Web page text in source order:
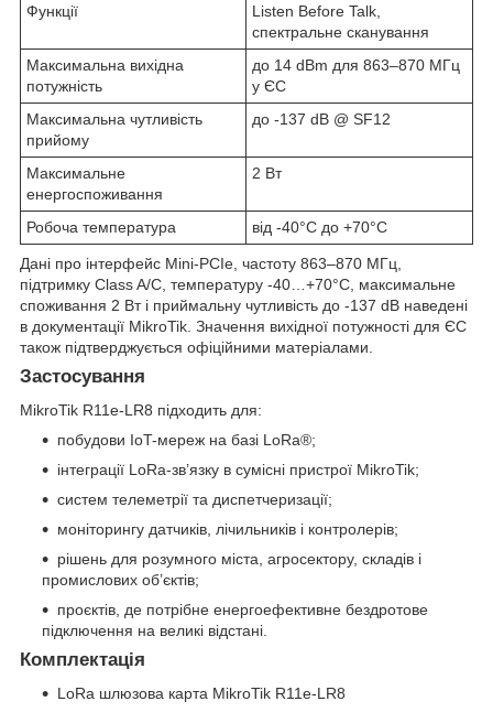
Функції
Listen Before Talk,
спектральне сканування
Максимальна вихідна
потужність
до 14 dBm для 863–870 МГц
у ЄС
Максимальна чутливість
прийому
до -137 dB @ SF12
Максимальне
енергоспоживання
2 Вт
Робоча температура від -40°C до +70°C
Дані про інтерфейс Mini-PCIe, частоту 863–870 МГц,
підтримку Class A/C, температуру -40…+70°C, максимальне
споживання 2 Вт і приймальну чутливість до -137 dB наведені
в документації MikroTik. Значення вихідної потужності для ЄС
також підтверджується офіційними матеріалами.
Застосування
MikroTik R11e-LR8 підходить для:
побудови IoT-мереж на базі LoRa®;
інтеграції LoRa-зв’язку в сумісні пристрої MikroTik;
систем телеметрії та диспетчеризації;
моніторингу датчиків, лічильників і контролерів;
рішень для розумного міста, агросектору, складів і
промислових об’єктів;
проєктів, де потрібне енергоефективне бездротове
підключення на великі відстані.
Комплектація
LoRa шлюзова карта MikroTik R11e-LR8